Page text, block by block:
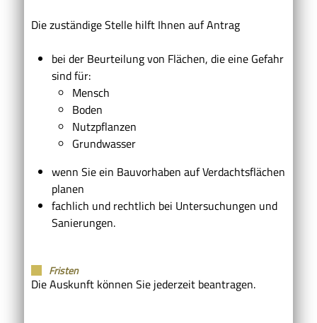
Die zuständige Stelle hilft Ihnen auf Antrag
bei der Beurteilung von Flächen, die eine Gefahr
sind für:
Mensch
Boden
Nutzpflanzen
Grundwasser
wenn Sie ein Bauvorhaben auf Verdachtsflächen
planen
fachlich und rechtlich bei Untersuchungen und
Sanierungen.
Fristen
Die Auskunft können Sie jederzeit beantragen.